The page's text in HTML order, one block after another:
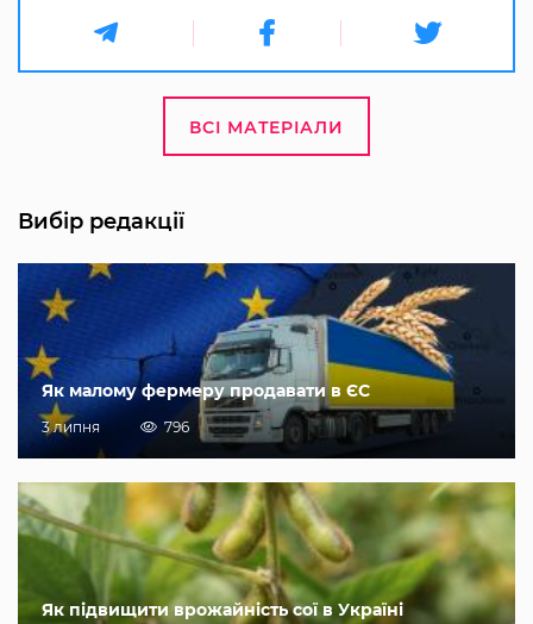
ВСІ МАТЕРІАЛИ
Вибір редакції
Як малому фермеру продавати в ЄС
3 липня 796
Як підвищити врожайність сої в Україні